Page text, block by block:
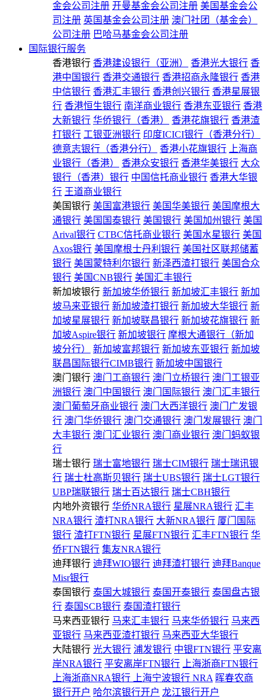
金会公司注册 开曼基金会公司注册 美国基金会公
司注册 英国基金会公司注册 澳门社团（基金会）
公司注册 巴哈马基金会公司注册
国际银行服务
香港银行 香港建设银行（亚洲） 香港光大银行 香
港中国银行 香港交通银行 香港招商永隆银行 香港
中信银行 香港汇丰银行 香港创兴银行 香港星展银
行 香港恒生银行 南洋商业银行 香港东亚银行 香港
大新银行 华侨银行（香港） 香港花旗银行 香港渣
打银行 工银亚洲银行 印度ICICI银行（香港分行）
德意志银行（香港分行）
香港小花旗银行
上海商
业银行（香港）
香港众安银行 香港华美银行 大众
银行（香港）银行 中国信托商业银行 香港大华银
行 王道商业银行
美国银行 美国富港银行 美国华美银行 美国摩根大
通银行 美国国泰银行 美国银行 美国加州银行 美国
Arival银行 CTBC信托商业银行 美国水星银行 美国
Axos银行 美国摩根士丹利银行 美国社区联邦储蓄
银行 美国蒙特利尔银行 新泽西渣打银行 美国合众
银行 美国CNB银行 美国汇丰银行
新加坡银行 新加坡华侨银行 新加坡汇丰银行 新加
坡马来亚银行 新加坡渣打银行 新加坡大华银行 新
加坡星展银行 新加坡联昌银行 新加坡花旗银行 新
加坡Aspire银行 新加坡银行 摩根大通银行（新加
坡分行）
新加坡富邦银行 新加坡东亚银行 新加坡
联昌国际银行CIMB银行 新加坡中国银行
澳门银行 澳门工商银行 澳门立桥银行 澳门工银亚
洲银行 澳门中国银行 澳门国际银行 澳门汇丰银行
澳门葡萄牙商业银行 澳门大西洋银行 澳门广发银
行 澳门华侨银行 澳门交通银行 澳门发展银行 澳门
大丰银行 澳门汇业银行 澳门商业银行 澳门蚂蚁银
行
瑞士银行 瑞士富地银行 瑞士CIM银行 瑞士瑞讯银
行 瑞士杜高斯贝银行 瑞士UBS银行 瑞士LGT银行
UBP瑞联银行 瑞士百达银行 瑞士CBH银行
内地外资银行 华侨NRA银行 星展NRA银行 汇丰
NRA银行 渣打NRA银行 大新NRA银行 厦门国际
银行 渣打FTN银行 星展FTN银行 汇丰FTN银行 华
侨FTN银行 集友NRA银行
迪拜银行 迪拜WIO银行 迪拜渣打银行 迪拜Banque
Misr银行
泰国银行 泰国大城银行 泰国开泰银行 泰国盘古银
行 泰国SCB银行 泰国渣打银行
马来西亚银行 马来汇丰银行 马来华侨银行 马来西
亚银行 马来西亚渣打银行 马来西亚大华银行
大陆银行 光大银行 浦发银行 中银FTN银行 平安离
岸NRA银行 平安离岸FTN银行
上海浙商FTN银行
上海浙商NRA银行
上海宁波银行 NRA 晖春农商
银行开户 哈尔滨银行开户 龙江银行开户